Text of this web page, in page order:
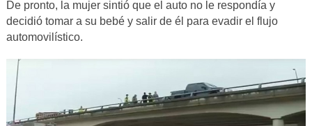
De pronto, la mujer sintió que el auto no le respondía y
decidió tomar a su bebé y salir de él para evadir el flujo
automovilístico.